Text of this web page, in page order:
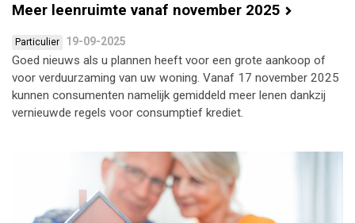
Meer leenruimte vanaf november 2025
Particulier 19-09-2025
Goed nieuws als u plannen heeft voor een grote aankoop of
voor verduurzaming van uw woning. Vanaf 17 november 2025
kunnen consumenten namelijk gemiddeld meer lenen dankzij
vernieuwde regels voor consumptief krediet.